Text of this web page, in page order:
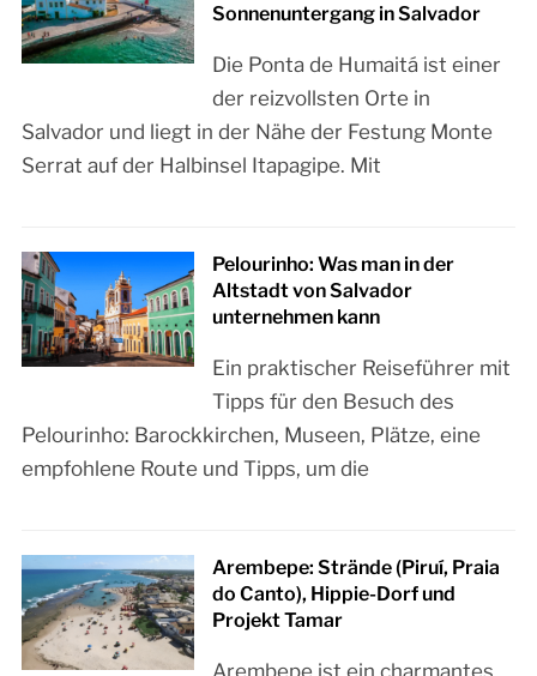
Sonnenuntergang in Salvador
Die Ponta de Humaitá ist einer
der reizvollsten Orte in
Salvador und liegt in der Nähe der Festung Monte
Serrat auf der Halbinsel Itapagipe. Mit
Pelourinho: Was man in der
Altstadt von Salvador
unternehmen kann
Ein praktischer Reiseführer mit
Tipps für den Besuch des
Pelourinho: Barockkirchen, Museen, Plätze, eine
empfohlene Route und Tipps, um die
Arembepe: Strände (Piruí, Praia
do Canto), Hippie-Dorf und
Projekt Tamar
Arembepe ist ein charmantes